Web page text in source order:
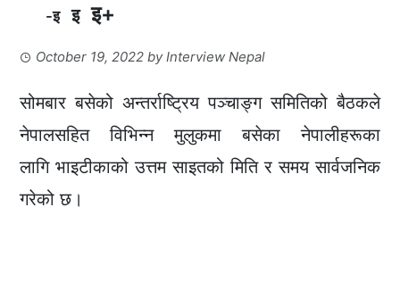
-इ इ इ+
October 19, 2022 byInterview Nepal
सोमबार बसेको अन्तर्राष्ट्रिय पञ्चाङ्ग समितिको बैठकले
नेपालसहित विभिन्न मुलुकमा बसेका नेपालीहरूका
लागि भाइटीकाको उत्तम साइतको मिति र समय सार्वजनिक
गरेको छ।